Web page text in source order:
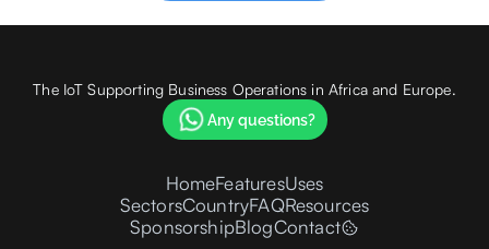
The IoT Supporting Business Operations in Africa and Europe.
Any questions?
HomeFeaturesUses
SectorsCountryFAQResources
SponsorshipBlogContact